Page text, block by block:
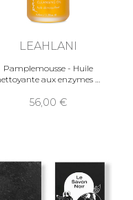
LEAHLANI
Pamplemousse - Huile
aux enzymes
56,00